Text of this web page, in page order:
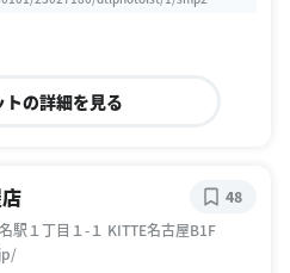
トの詳細を見る
駅１丁目１-１ KITTE名古屋B1F
48